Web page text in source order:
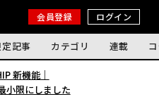
会員登録 ログイン
記事 カテゴリ 連載
新機能｜
小限にしました